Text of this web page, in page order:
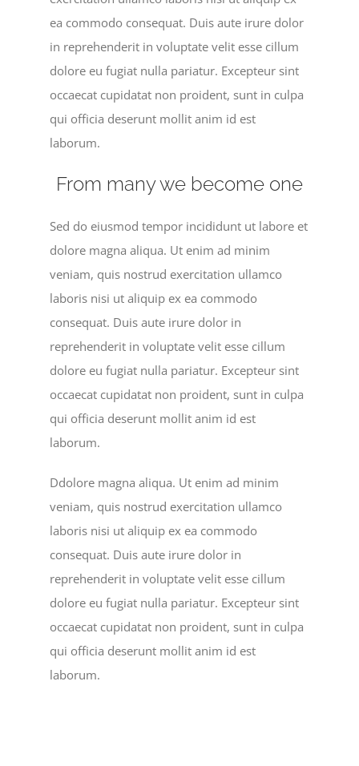
ea commodo consequat. Duis aute irure dolor
in reprehenderit in voluptate velit esse cillum
dolore eu fugiat nulla pariatur. Excepteur sint
occaecat cupidatat non proident, sunt in culpa
qui officia deserunt mollit anim id est
laborum.
From many we become one
Sed do eiusmod tempor incididunt ut labore et
dolore magna aliqua. Ut enim ad minim
veniam, quis nostrud exercitation ullamco
laboris nisi ut aliquip ex ea commodo
consequat. Duis aute irure dolor in
reprehenderit in voluptate velit esse cillum
dolore eu fugiat nulla pariatur. Excepteur sint
occaecat cupidatat non proident, sunt in culpa
qui officia deserunt mollit anim id est
laborum.
Ddolore magna aliqua. Ut enim ad minim
veniam, quis nostrud exercitation ullamco
laboris nisi ut aliquip ex ea commodo
consequat. Duis aute irure dolor in
reprehenderit in voluptate velit esse cillum
dolore eu fugiat nulla pariatur. Excepteur sint
occaecat cupidatat non proident, sunt in culpa
qui officia deserunt mollit anim id est
laborum.